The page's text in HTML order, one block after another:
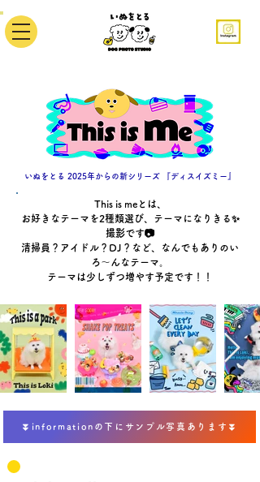
​いぬをとる 2025年からの新シリーズ 『ディスイズミー』
This is meとは、
お好きなテーマを2種類選び、テーマになりきる✨
撮影です📷
清掃員？アイドル？DJ？など、なんでもありのい
ろ〜んなテーマ。
テーマは少しずつ増やす予定です！！
⏬informationの下にサンプル写真あります⏬